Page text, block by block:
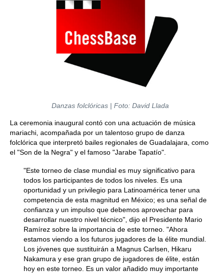
Danzas folclóricas | Foto: David Llada
La ceremonia inaugural contó con una actuación de música
mariachi, acompañada por un talentoso grupo de danza
folclórica que interpretó bailes regionales de Guadalajara, como
el "Son de la Negra" y el famoso "Jarabe Tapatío".
"Este torneo de clase mundial es muy significativo para
todos los participantes de todos los niveles. Es una
oportunidad y un privilegio para Latinoamérica tener una
competencia de esta magnitud en México; es una señal de
confianza y un impulso que debemos aprovechar para
desarrollar nuestro nivel técnico", dijo el Presidente Mario
Ramírez sobre la importancia de este torneo. "Ahora
estamos viendo a los futuros jugadores de la élite mundial.
Los jóvenes que sustituirán a Magnus Carlsen, Hikaru
Nakamura y ese gran grupo de jugadores de élite, están
hoy en este torneo. Es un valor añadido muy importante